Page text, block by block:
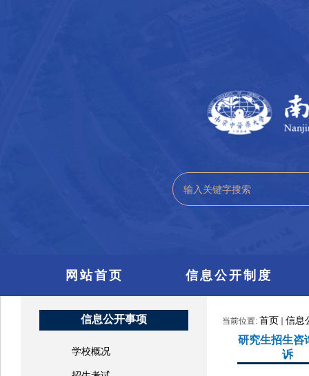
网站首页 信息公开制度
信息公开事项
学校概况
当前位置: 首页 信息
研究生招生咨
诉